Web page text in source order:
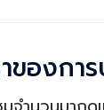
องการ